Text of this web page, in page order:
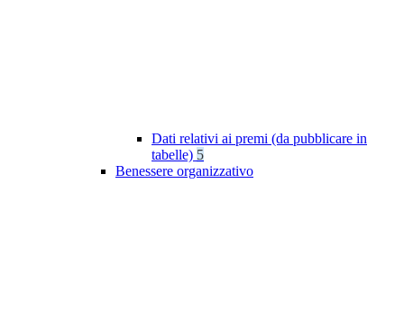
Dati relativi ai premi (da pubblicare in
tabelle) 5
Benessere organizzativo